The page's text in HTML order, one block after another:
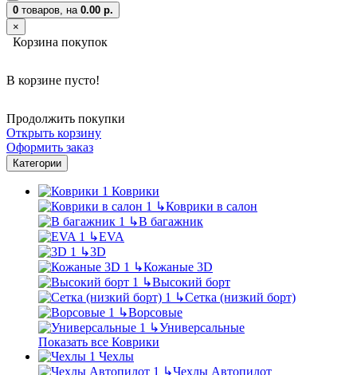
0 товаров, на 0.00 р.
×
Корзина покупок
В корзине пусто!
Продолжить покупки
Открыть корзину
Оформить заказ
Категории
Коврики
↳Коврики в салон
↳В багажник
↳EVA
↳3D
↳Кожаные 3D
↳Высокий борт
↳Сетка (низкий борт)
↳Ворсовые
↳Универсальные
Показать все Коврики
Чехлы
↳Чехлы Автопилот